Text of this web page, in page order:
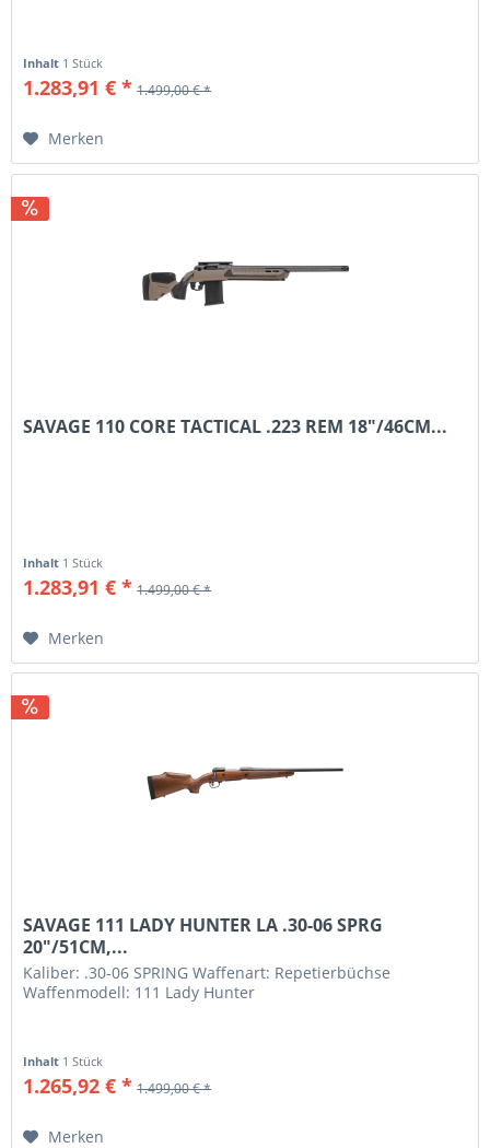
Inhalt 1 Stück
1.283,91 € * 1.499,00 € *
Merken
SAVAGE 110 CORE TACTICAL .223 REM 18"/46CM...
Inhalt 1 Stück
1.283,91 € * 1.499,00 € *
Merken
SAVAGE 111 LADY HUNTER LA .30-06 SPRG
20"/51CM,...
Kaliber: .30-06 SPRING Waffenart: Repetierbüchse
Waffenmodell: 111 Lady Hunter
Inhalt 1 Stück
1.265,92 € * 1.499,00 € *
Merken